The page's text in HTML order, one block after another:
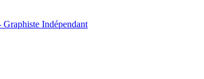
Indépendant